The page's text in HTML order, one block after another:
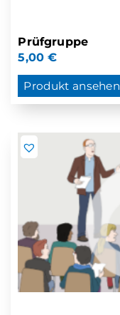
Prüfgruppe
5,00€
Produkt ansehen